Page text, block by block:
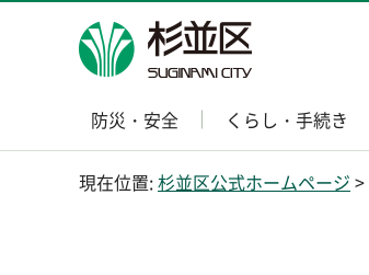
杉並区
防災・安全 くらし・手続き
現在位置:杉並区公式ホームページ >